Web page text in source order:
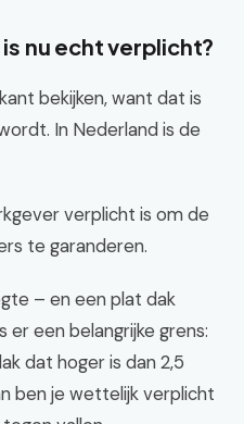
nu echt verplicht?
bekijken, want dat is
In Nederland is de
verplicht is om de
te garanderen.
– en een plat dak
een belangrijke grens:
dat hoger is dan 2,5
ben je wettelijk verplicht